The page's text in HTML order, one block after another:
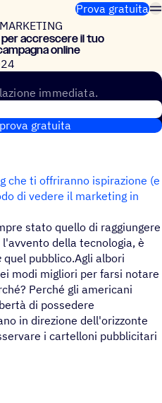
Prova gratuita
accre­scere il tuo
online
immediata.
gratuita
che ti offriranno ispirazione (e
di vedere il marketing in
stato quello di raggiungere
della tecnologia, è
quel pubblico.Agli albori
modi migliori per farsi notare
Perché gli americani
di possedere
in direzione dell'orizzonte
i cartelloni pubblicitari